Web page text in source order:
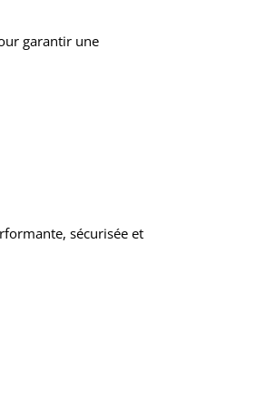
garantir une
sécurisée et